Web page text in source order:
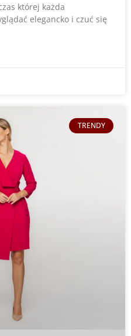
której każda
elegancko i czuć się
TRENDY